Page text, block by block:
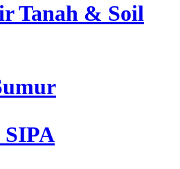
Tanah & Soil